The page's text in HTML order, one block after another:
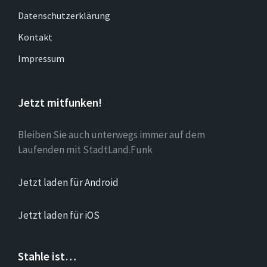
Datenschutzerklärung
Kontakt
Impressum
Jetzt mitfunken!
Bleiben Sie auch unterwegs immer auf dem
Laufenden mit StadtLand.Funk
Jetzt laden für Android
Jetzt laden für iOS
Stahle ist…